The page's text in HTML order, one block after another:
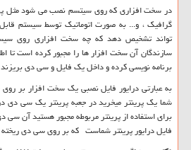
در سخت افزاری که روی سیتسم نصب می شود مثل
گرافیک ، و... به صورت اتوماتیک توسط سیستم
تواند تشخیص دهد که چه سخت افزاری روی
سازندگان آن سخت افزار ها را مجبور کرده است تا
برنامه نویسی کرده و داخل یک فایل و سی دی بریزند
به عبارتی درایور فایل نصبی یک سخت افزار بر
شما یک پرینتر میخرید در جعبه پرینتر یک سی دی
برای استفاده از پرینتر مربوطه مجبور هستید آن
فایل درایور پرینتر شماست که بر روی سی دی